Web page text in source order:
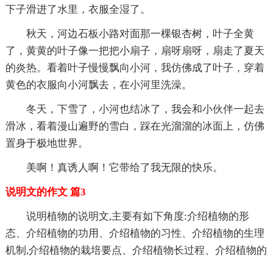
下子滑进了水里，衣服全湿了。
秋天，河边石板小路对面那一棵银杏树，叶子全黄
了，黄黄的叶子像一把把小扇子，扇呀扇呀，扇走了夏天
的炎热。看着叶子慢慢飘向小河，我仿佛成了叶子，穿着
黄色的衣服向小河飘去，在小河里洗澡。
冬天，下雪了，小河也结冰了，我会和小伙伴一起去
滑冰，看着漫山遍野的雪白，踩在光溜溜的冰面上，仿佛
置身于极地世界。
美啊！真诱人啊！它带给了我无限的快乐。
说明文的作文 篇3
说明植物的说明文,主要有如下角度:介绍植物的形
态、介绍植物的功用、介绍植物的习性、介绍植物的生理
机制,介绍植物的栽培要点、介绍植物长过程、介绍植物的